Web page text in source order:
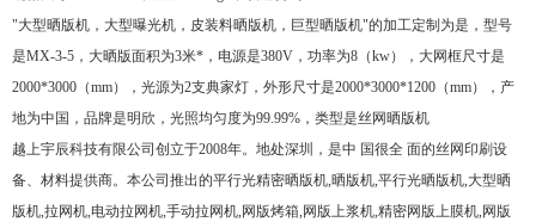
"大型晒版机，大型曝光机，皮装料晒版机，巨型晒版机"的加工定制为是，型号
是MX-3-5，大晒版面积为3米*，电源是380V，功率为8（kw），大网框尺寸是
2000*3000（mm），光源为2支典家灯，外形尺寸是2000*3000*1200（mm），产
地为中国，品牌是明欣，光照均匀度为99.99%，类型是丝网晒版机
越上宇辰科技有限公司创立于2008年。地处深圳，是中 国很全 面的丝网印刷设
备、材料提供商。本公司推出的平行光精密晒版机,晒版机,平行光晒版机,大型晒
版机,拉网机,电动拉网机,手动拉网机,网版烤箱,网版上浆机,精密网版上膜机,网版